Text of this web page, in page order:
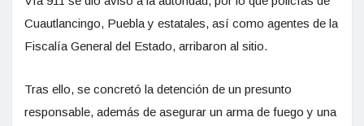
Cuautlancingo, Puebla y estatales, así como agentes de la
Fiscalía General del Estado, arribaron al sitio.
Tras ello, se concretó la detención de un presunto
responsable, además de asegurar un arma de fuego y una